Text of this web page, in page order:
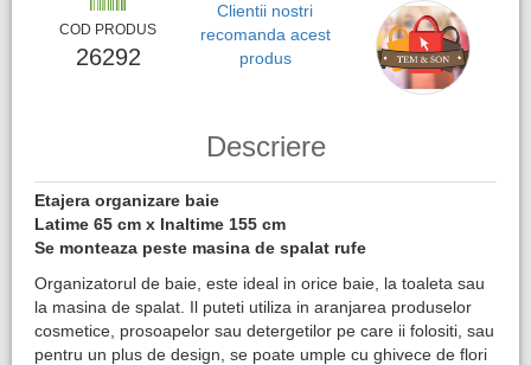
COD PRODUS
26292
Clientii nostri
recomanda acest
produs
Descriere
Etajera organizare baie
Latime 65 cm x Inaltime 155 cm​
Se monteaza peste masina de spalat rufe
Organizatorul de baie, este ideal in orice baie, la toaleta sau
la masina de spalat. Il puteti utiliza in aranjarea produselor
cosmetice, prosoapelor sau detergetilor pe care ii folositi, sau
pentru un plus de design, se poate umple cu ghivece de flori